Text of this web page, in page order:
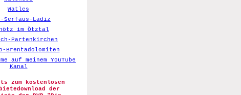
Watles
Serfaus-Ladiz
im Ötztal
Partenkirchen
Brentadolomiten
auf meinem YouTube
Kanal
zum kostenlosen
der